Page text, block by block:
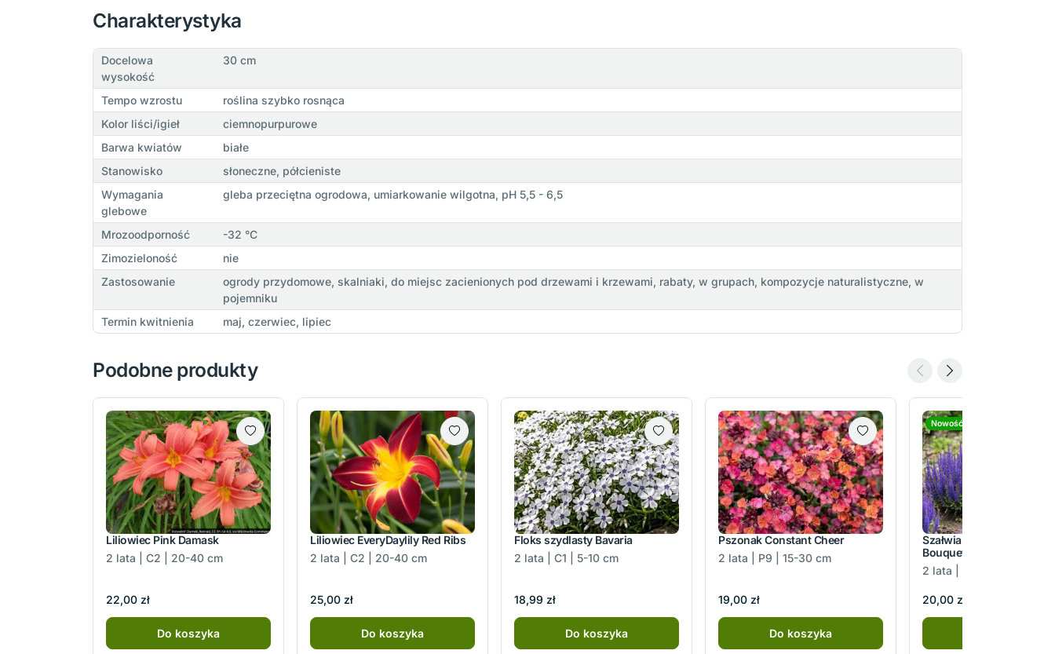
Charakterystyka
Docelowa
wysokość
30 cm
Tempo wzrostu
roślina szybko rosnąca
Kolor liści/igieł
ciemnopurpurowe
Barwa kwiatów
białe
Stanowisko
słoneczne, półcieniste
Wymagania
glebowe
gleba przeciętna ogrodowa, umiarkowanie wilgotna, pH 5,5 - 6,5
Mrozoodporność
-32 °C
Zimozieloność
nie
Zastosowanie
ogrody przydomowe, skalniaki, do miejsc zacienionych pod drzewami i krzewami, rabaty, w grupach, kompozycje naturalistyczne, w
pojemniku
Termin kwitnienia
maj, czerwiec, lipiec
Podobne produkty
Liliowiec Pink Damask
2 lata | C2 | 20-40 cm
22,00 zł
Do koszyka
Liliowiec EveryDaylily Red Ribs
2 lata | C2 | 20-40 cm
25,00 zł
Do koszyka
Floks szydlasty Bavaria
2 lata | C1 | 5-10 cm
18,99 zł
Do koszyka
Pszonak Constant Cheer
2 lata | P9 | 15-30 cm
19,00 zł
Do koszyka
Nowość
Szałwia omszona Blue
Bouquetta
2 lata | C2 | 10-20 cm
20,00 zł